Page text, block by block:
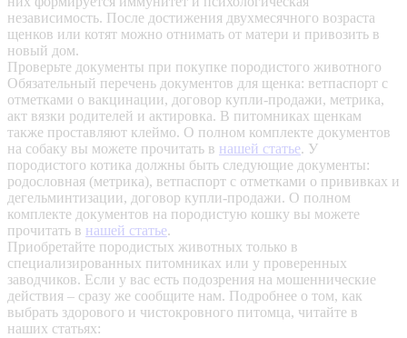
независимость. После достижения двухмесячного возраста
щенков или котят можно отнимать от матери и привозить в
новый дом.
Проверьте документы при покупке породистого животного
Обязательный перечень документов для щенка: ветпаспорт с
отметками о вакцинации, договор купли-продажи, метрика,
акт вязки родителей и актировка. В питомниках щенкам
также проставляют клеймо. О полном комплекте документов
на собаку вы можете прочитать в нашей статье. У
породистого котика должны быть следующие документы:
родословная (метрика), ветпаспорт с отметками о прививках и
дегельминтизации, договор купли-продажи. О полном
комплекте документов на породистую кошку вы можете
прочитать в нашей статье.
Приобретайте породистых животных только в
специализированных питомниках или у проверенных
заводчиков. Если у вас есть подозрения на мошеннические
действия – сразу же сообщите нам. Подробнее о том, как
выбрать здорового и чистокровного питомца, читайте в
наших статьях: